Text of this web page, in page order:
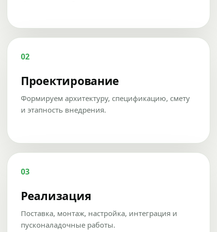
02
Проектирование
Формируем архитектуру, спецификацию, смету
и этапность внедрения.
03
Реализация
Поставка, монтаж, настройка, интеграция и
пусконаладочные работы.